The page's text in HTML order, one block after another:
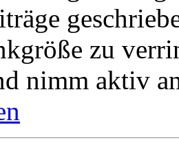
zu
nimm aktiv